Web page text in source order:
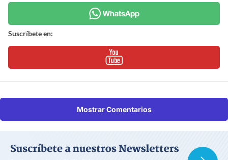
Suscríbete en:
Mostrar Comentarios